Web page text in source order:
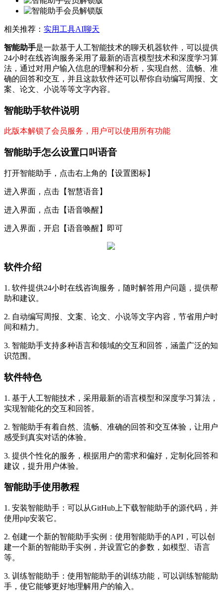
相关推荐： 实用工具AI聊天
智能助手是一款基于人工智能技术的聊天机器软件，可以提供
24小时在线咨询服务采用了最新的语言模型技术和深度学习算
法，通过对用户输入信息的理解和分析，实现自然、流畅、准
确的回答和交互，并且这款软件还可以帮你自动编写周报、文
案、论文、小说等等文字内容。
智能助手软件说明
此版本解锁了会员服务，用户可以使用所有功能
智能助手怎么设置口叫语音
打开智能助手，点击右上角的【设置图标】
进入界面，点击【智慧语音】
进入界面，点击【语音唤醒】
进入界面，开启【语音唤醒】即可
软件介绍
1. 软件提供24小时在线咨询服务，随时解答用户问题，提供帮
助和建议。
2. 自动编写周报、文案、论文、小说等文字内容，节省用户时
间和精力。
3. 智能助手支持多种语言和领域的交互和回答，涵盖广泛的知
识范围。
软件特色
1. 基于人工智能技术，采用最新的语言模型和深度学习算法，
实现智能化的交互和回答。
2. 智能助手有着自然、流畅、准确的回答和交互体验，让用户
感受到真实对话的体验。
3. 提供个性化的服务，根据用户的需求和偏好，定制化回答和
建议，提升用户体验。
智能助手使用教程
1. 安装智能助手：可以从GitHub上下载智能助手的源代码，并
使用pip安装它。
2. 创建一个新的智能助手实例：使用智能助手的API，可以创
建一个新的智能助手实例，并设置它的参数，如模型、语言
等。
3. 训练智能助手：使用智能助手的训练功能，可以训练智能助
手，使它能够更好地理解用户的输入。